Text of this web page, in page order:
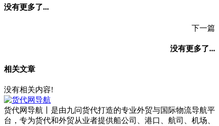
没有更多了...
下一篇
没有更多了...
相关文章
没有相关内容!
货代网导航丨是由九问货代打造的专业外贸与国际物流导航平
台，专为货代和外贸从业者提供船公司、港口、航司、机场、